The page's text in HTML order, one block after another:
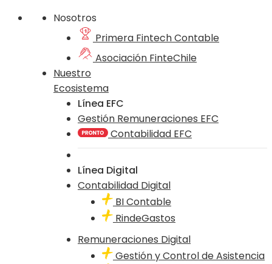
Nosotros
Primera Fintech Contable
Asociación FinteChile
Nuestro
Ecosistema
Línea EFC
Gestión Remuneraciones EFC
Contabilidad EFC
Línea Digital
Contabilidad Digital
BI Contable
RindeGastos
Remuneraciones Digital
Gestión y Control de Asistencia